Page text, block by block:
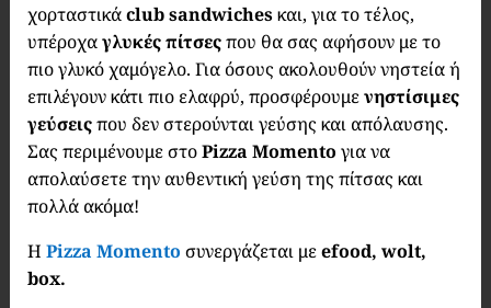
χορταστικάclub sandwichesκαι, για το τέλος,
υπέροχαγλυκές πίτσεςπου θα σας αφήσουν με το
πιο γλυκό χαμόγελο. Για όσους ακολουθούν νηστεία ή
επιλέγουν κάτι πιο ελαφρύ, προσφέρουμενηστίσιμες
γεύσειςπου δεν στερούνται γεύσης και απόλαυσης.
Σας περιμένουμε στοPizza Momento για να
απολαύσετε την αυθεντική γεύση της πίτσας και
πολλά ακόμα!
Η Pizza Momento συνεργάζεται μεefood, wolt,
box.